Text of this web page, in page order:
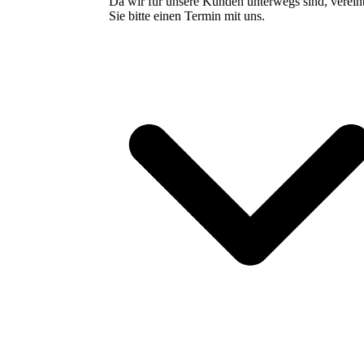
Sie bitte einen Termin mit uns.